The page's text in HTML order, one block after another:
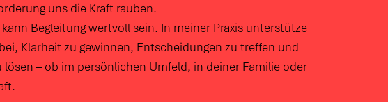
uns die Kraft rauben.
Begleitung wertvoll sein. In meiner Praxis unterstütze
Klarheit zu gewinnen, Entscheidungen zu treffen und
lösen – ob im persönlichen Umfeld, in deiner Familie oder